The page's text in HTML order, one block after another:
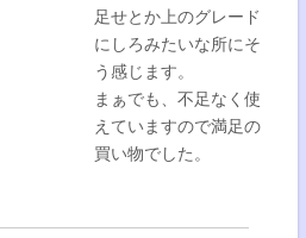
足せとか上のグレード
にしろみたいな所にそ
う感じます。
まぁでも、不足なく使
えていますので満足の
買い物でした。